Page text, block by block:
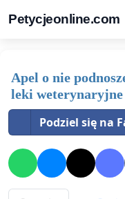
Petycjeonline.com
Apel o nie
leki
Podziel się na